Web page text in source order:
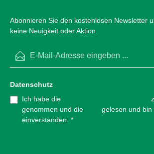
Abonnieren Sie den kostenlosen Newsletter
keine Neuigkeit oder Aktion.
Datenschutz
Ich habe die
genommen und die
gelesen und bin
einverstanden. *